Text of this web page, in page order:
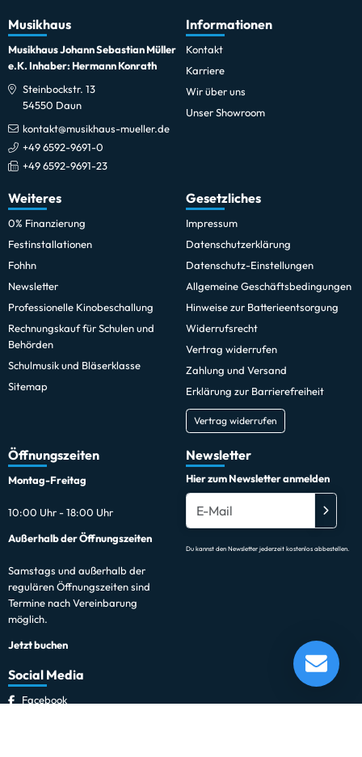
Musikhaus
Musikhaus Johann Sebastian Müller
e.K. Inhaber: Hermann Konrath
Steinbockstr. 13
54550 Daun
kontakt@musikhaus-mueller.de
+49 6592-9691-0
+49 6592-9691-23
Informationen
Kontakt
Karriere
Wir über uns
Unser Showroom
Weiteres
0% Finanzierung
Festinstallationen
Fohhn
Newsletter
Professionelle Kinobeschallung
Rechnungskauf für Schulen und
Behörden
Schulmusik und Bläserklasse
Sitemap
Gesetzliches
Impressum
Datenschutzerklärung
Datenschutz-Einstellungen
Allgemeine Geschäftsbedingungen
Hinweise zur Batterieentsorgung
Widerrufsrecht
Vertrag widerrufen
Zahlung und Versand
Erklärung zur Barrierefreiheit
Vertrag widerrufen
Öffnungszeiten
Montag-Freitag
10:00 Uhr - 18:00 Uhr
Außerhalb der Öffnungszeiten
Samstags und außerhalb der
regulären Öffnungszeiten sind
Termine nach Vereinbarung
möglich.
Jetzt buchen
Newsletter
Hier zum Newsletter anmelden
Du kannst den Newsletter jederzeit kostenlos abbestellen.
Social Media
Facebook